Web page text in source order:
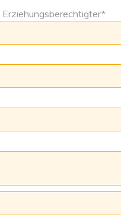
Erziehungsberechtigter*